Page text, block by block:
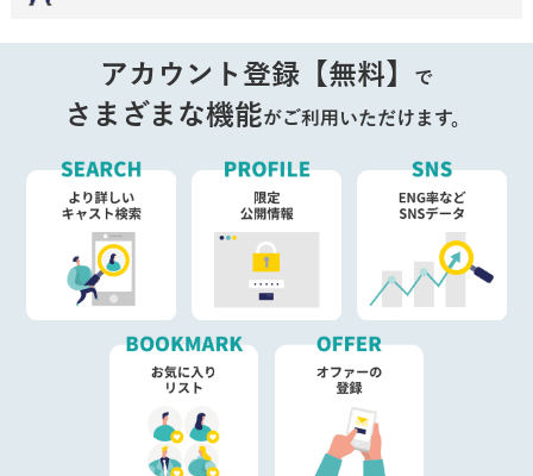
アカウント登録【無料】 で
さまざまな機能がご利用いただけます。